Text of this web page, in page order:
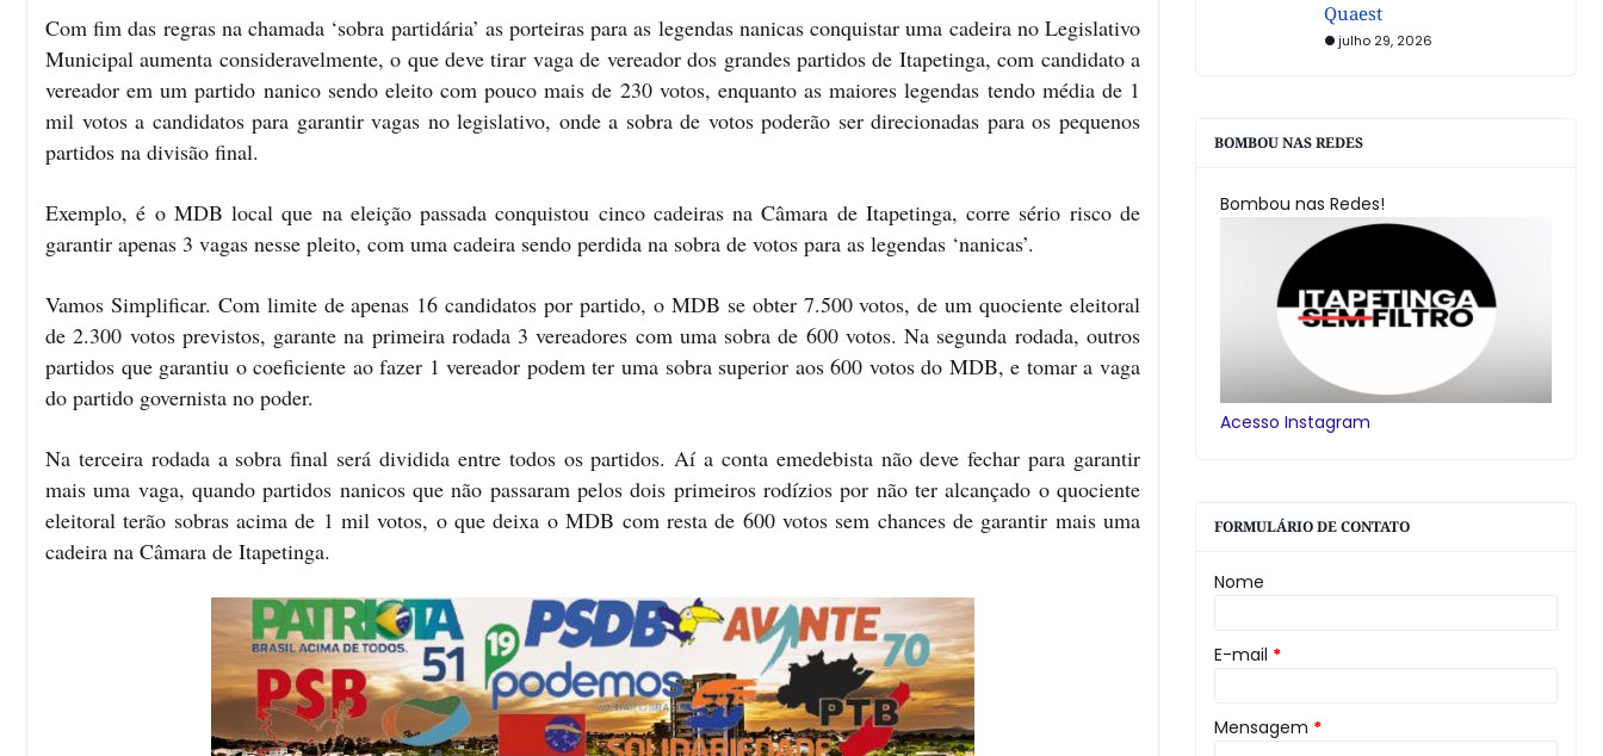
Com fim das regras na chamada ‘sobra partidária’ as porteiras para as legendas nanicas conquistar uma cadeira no Legislativo
Municipal aumenta consideravelmente, o que deve tirar vaga de vereador dos grandes partidos de Itapetinga, com candidato a
vereador em um partido nanico sendo eleito com pouco mais de 230 votos, enquanto as maiores legendas tendo média de 1
mil votos a candidatos para garantir vagas no legislativo, onde a sobra de votos poderão ser direcionadas para os pequenos
partidos na divisão final.
Exemplo, é o MDB local que na eleição passada conquistou cinco cadeiras na Câmara de Itapetinga, corre sério risco de
garantir apenas 3 vagas nesse pleito, com uma cadeira sendo perdida na sobra de votos para as legendas ‘nanicas’.
Vamos Simplificar. Com limite de apenas 16 candidatos por partido, o MDB se obter 7.500 votos, de um quociente eleitoral
de 2.300 votos previstos, garante na primeira rodada 3 vereadores com uma sobra de 600 votos. Na segunda rodada, outros
partidos que garantiu o coeficiente ao fazer 1 vereador podem ter uma sobra superior aos 600 votos do MDB, e tomar a vaga
do partido governista no poder.
Na terceira rodada a sobra final será dividida entre todos os partidos. Aí a conta emedebista não deve fechar para garantir
mais uma vaga, quando partidos nanicos que não passaram pelos dois primeiros rodízios por não ter alcançado o quociente
eleitoral terão sobras acima de 1 mil votos, o que deixa o MDB com resta de 600 votos sem chances de garantir mais uma
cadeira na Câmara de Itapetinga.
Quaest
julho 29, 2026
BOMBOU NAS REDES
Bombou nas Redes!
Acesso Instagram
FORMULÁRIO DE CONTATO
Nome
E-mail *
Mensagem *